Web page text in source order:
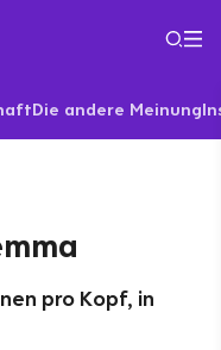
Die andere Meinung
pro Kopf, in